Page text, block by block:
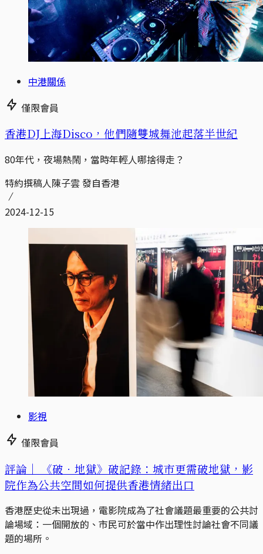
中港關係
僅限會員
香港DJ上海Disco，他們隨雙城舞池起落半世紀
80年代，夜場熱鬧，當時年輕人哪捨得走？
特約撰稿人陳子雲 發自香港
2024-12-15
影視
僅限會員
評論｜
《破．地獄》破記錄：城市更需破地獄，影
院作為公共空間如何提供香港情緒出口
香港歷史從未出現過，電影院成為了社會議題最重要的公共討
論場域：一個開放的、市民可於當中作出理性討論社會不同議
題的場所。